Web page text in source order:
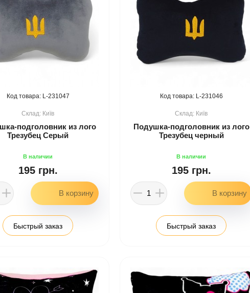
231047
Київ
подголовник из лого
Трезубец Серый
195 грн.
Быстрый заказ
231046
Київ
Подушка-подголовник из лого
Трезубец черный
195 грн.
Быстрый заказ